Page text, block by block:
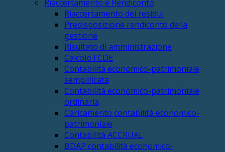
Riaccertamento e Rendiconto
Riaccertamento dei residui
Predisposizione rendiconto della
gestione
Risultato di amministrazione
Calcolo FCDE
Contabilità economico-patrimoniale
semplificata
Contabilità economico-patrimoniale
ordinaria
Caricamento contabilità economico-
patrimoniale
Contabilità ACCRUAL
BDAP contabilità economico-